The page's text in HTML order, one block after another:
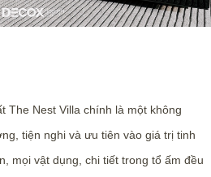
The Nest Villa chính là một không
tiện nghi và ưu tiên vào giá trị tinh
mọi vật dụng, chi tiết trong tổ ấm đều